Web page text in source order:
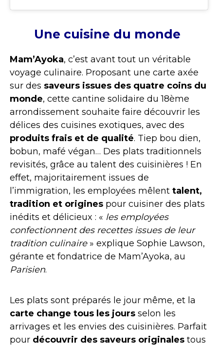
Une cuisine du monde
Mam’Ayoka, c’est avant tout un véritable
voyage culinaire. Proposant une carte axée
sur des saveurs issues des quatre coins du
monde, cette cantine solidaire du 18ème
arrondissement souhaite faire découvrir les
délices des cuisines exotiques, avec des
produits frais et de qualité. Tiep bou dien,
bobun, mafé végan… Des plats traditionnels
revisités, grâce au talent des cuisinières ! En
effet, majoritairement issues de
l’immigration, les employées mêlent talent,
tradition et origines pour cuisiner des plats
inédits et délicieux : « les employées
confectionnent des recettes issues de leur
tradition culinaire» explique Sophie Lawson,
gérante et fondatrice de Mam’Ayoka, au
Parisien.
Les plats sont préparés le jour même, et la
carte change tous les jours selon les
arrivages et les envies des cuisinières. Parfait
pour découvrir des saveurs originales tous